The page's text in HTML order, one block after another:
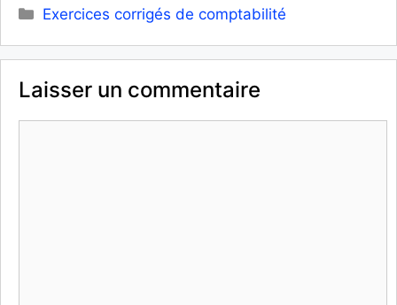
Catégories
Exercices corrigés de comptabilité
Laisser un commentaire